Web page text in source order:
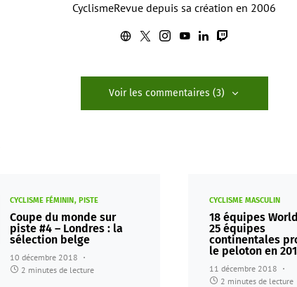
CyclismeRevue depuis sa création en 2006
Voir les commentaires (3)
CYCLISME FÉMININ PISTE
Coupe du monde sur
piste #4 – Londres : la
sélection belge
10 décembre 2018
2 minutes de lecture
CYCLISME MASCULIN
18 équipes
25 équipes
continentales
le peloton en
11 décembre 2018
2 minutes de lecture